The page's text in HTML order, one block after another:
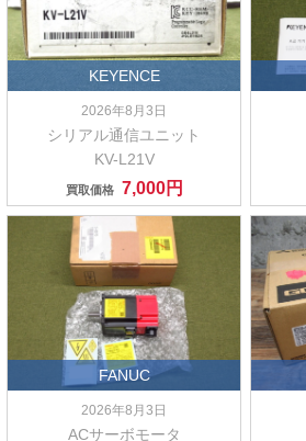
KEYENCE
2026年8月3日
シリアル通信ユニット
KV-L21V
買取価格 7,000円
FANUC
2026年8月3日
ACサーボモータ